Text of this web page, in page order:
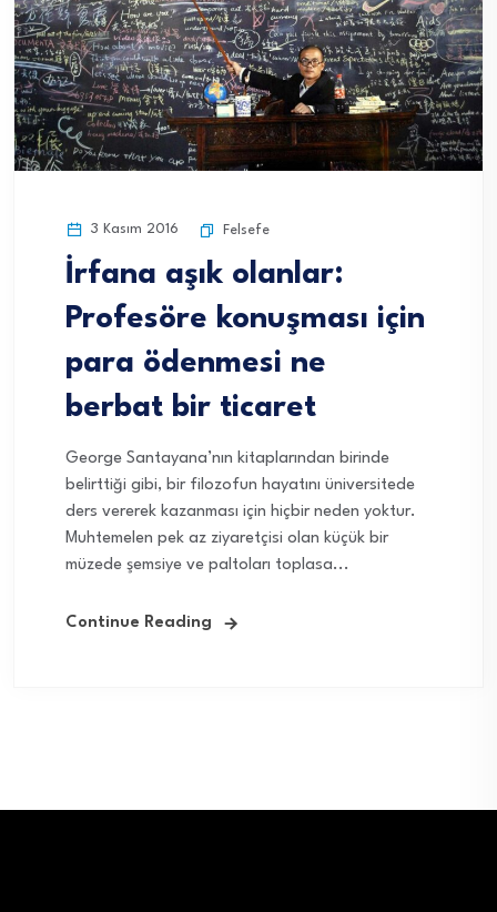
3 Kasım 2016 Felsefe
İrfana aşık olanlar:
Profesöre konuşması için
para ödenmesi ne
berbat bir ticaret
George Santayana’nın kitaplarından birinde
belirttiği gibi, bir filozofun hayatını üniversitede
ders vererek kazanması için hiçbir neden yoktur.
Muhtemelen pek az ziyaretçisi olan küçük bir
müzede şemsiye ve paltoları toplasa...
Continue Reading